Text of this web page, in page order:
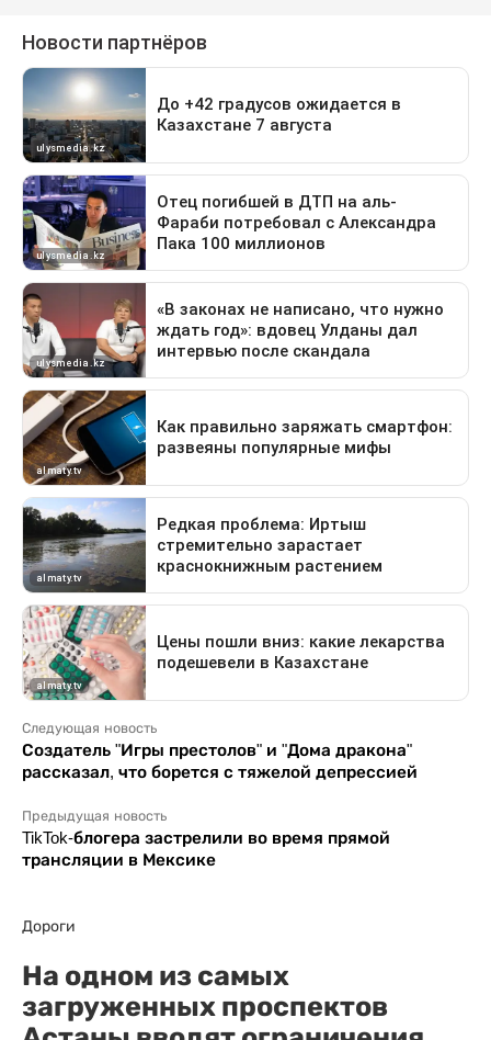
Следующая новость
Создатель "Игры престолов" и "Дома дракона"
рассказал, что борется с тяжелой депрессией
Предыдущая новость
TikTok-блогера застрелили во время прямой
трансляции в Мексике
Дороги
На одном из самых
загруженных проспектов